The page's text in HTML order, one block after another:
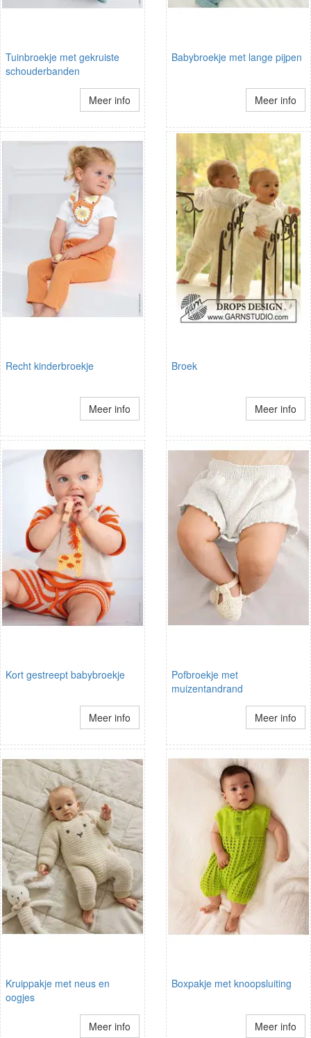
Tuinbroekje met gekruiste
schouderbanden
Meer info
Babybroekje met lange pijpen
Meer info
Recht kinderbroekje
Meer info
Broek
Meer info
Kort gestreept babybroekje
Meer info
Pofbroekje met
muizentandrand
Meer info
Kruippakje met neus en
oogjes
Meer info
Boxpakje met knoopsluiting
Meer info